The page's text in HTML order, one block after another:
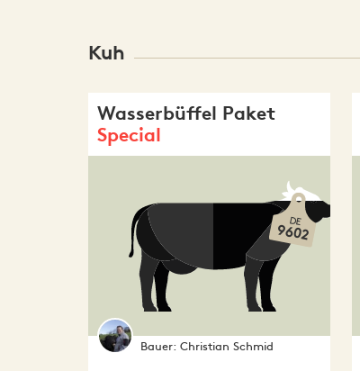
Kuh
Wasserbüffel Paket
Special
DE
9602
Bauer: Christian Schmid